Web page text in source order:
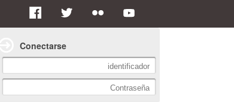
Conectarse